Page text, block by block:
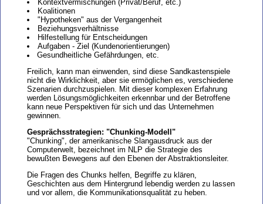
Kontextvermischungen (Privat/Beruf, etc.)
Koalitionen
"Hypotheken" aus der Vergangenheit
Beziehungsverhältnisse
Hilfestellung für Entscheidungen
Aufgaben - Ziel (Kundenorientierungen)
Gesundheitliche Gefährdungen, etc.
Freilich, kann man einwenden, sind diese Sandkastenspiele
nicht die Wirklichkeit, aber sie ermöglichen es, verschiedene
Szenarien durchzuspielen. Mit dieser komplexen Erfahrung
werden Lösungsmöglichkeiten erkennbar und der Betroffene
kann neue Perspektiven für sich und das Unternehmen
gewinnen.
Gesprächsstrategien: "Chunking-Modell"
"Chunking", der amerikanische Slangausdruck aus der
Computerwelt, bezeichnet im NLP die Strategie des
bewußten Bewegens auf den Ebenen der Abstraktionsleiter.
Die Fragen des Chunks helfen, Begriffe zu klären,
Geschichten aus dem Hintergrund lebendig werden zu lassen
und vor allem, die Kommunikationsqualität zu heben.